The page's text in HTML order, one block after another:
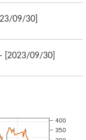
09/30]
[2023/09/30]